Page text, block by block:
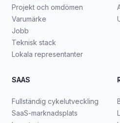
Projekt och omdömen
Varumärke
Jobb
Teknisk stack
Lokala representanter
SAAS
Fullständig cykelutveckling
SaaS-marknadsplats